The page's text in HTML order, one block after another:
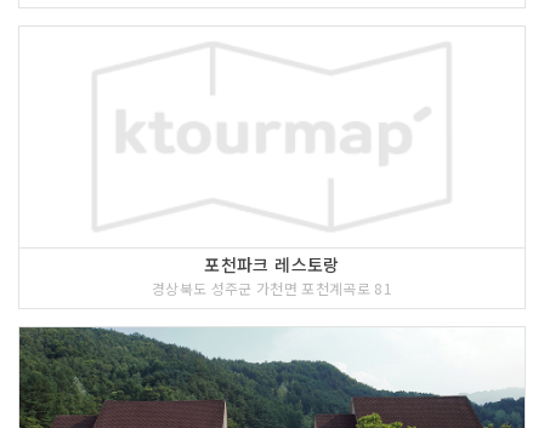
포천파크 레스토랑
경상북도 성주군 가천면 포천계곡로 81